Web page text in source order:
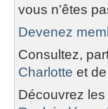
vous n'êtes
Devenez
Consultez,
Charlotte et
Découvrez